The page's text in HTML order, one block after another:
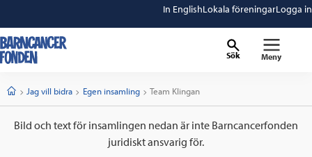
In EnglishLokala föreningarLogga in
Sök Meny
StartJag vill bidra Egen insamling Current:
Team Klingan
Bild och text för insamlingen nedan är inte Barncancerfonden
juridiskt ansvarig för.